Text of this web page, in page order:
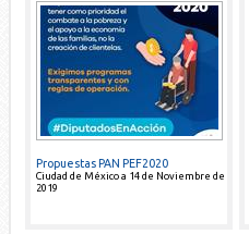
Propuestas PAN PEF2020
Ciudad de México a 14 de Noviembre de
2019